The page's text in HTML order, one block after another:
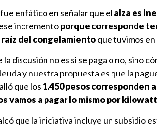
enfático en señalar que el alza es
incrementoporque corresponde
raíz del congelamientoque tuvimos
la discusión no es si se paga o no, sino
y nuestra propuesta es que la
que los 1.450 pesos corresponden
vamos a pagar lo mismo por
que la iniciativa incluye un subsidio